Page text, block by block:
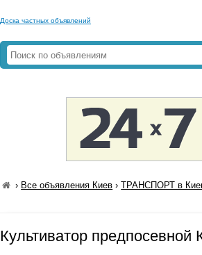
Доска частных объявлений
› Все объявления Киев ›ТРАНСПОРТ в
Культиватор